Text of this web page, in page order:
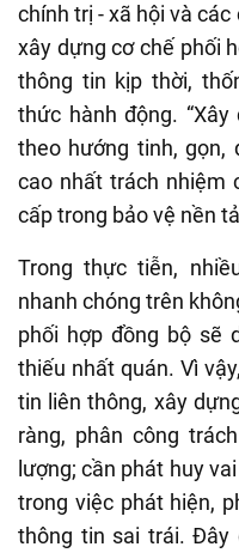
chính trị - xã hội và
xây dựng cơ chế phối
thông tin kịp thời,
thức hành động.
theo hướng tinh, gọn,
cao nhất trách nhiệm
cấp trong bảo vệ nền
Trong thực tiễn,
nhanh chóng trên
phối hợp đồng bộ sẽ
thiếu nhất quán. Vì
tin liên thông, xây
ràng, phân công
lượng; cần phát huy
trong việc phát hiện,
thông tin sai trái. Đây